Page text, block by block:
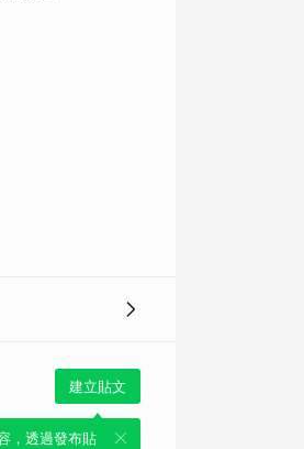
建立貼文
，透過發布貼